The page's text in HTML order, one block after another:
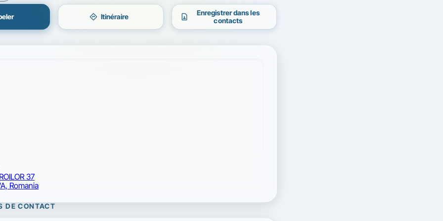
directions Itinéraire contact_page
Enregistrer dans les
contacts
37
Romania
DE CONTACT